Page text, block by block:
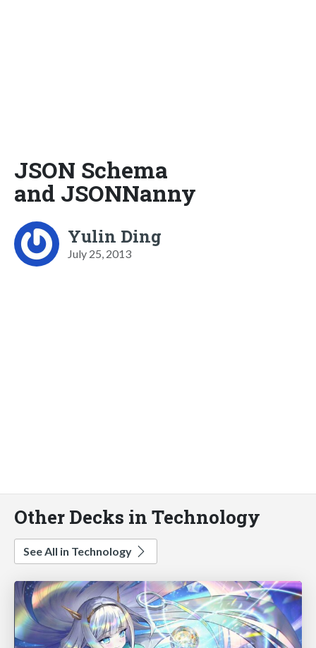
JSON Schema
and JSONNanny
Yulin Ding
July 25, 2013
Other Decks in Technology
See All in Technology